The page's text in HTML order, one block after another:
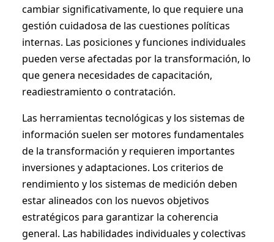
cambiar significativamente, lo que requiere una
gestión cuidadosa de las cuestiones políticas
internas. Las posiciones y funciones individuales
pueden verse afectadas por la transformación, lo
que genera necesidades de capacitación,
readiestramiento o contratación.
Las herramientas tecnológicas y los sistemas de
información suelen ser motores fundamentales
de la transformación y requieren importantes
inversiones y adaptaciones. Los criterios de
rendimiento y los sistemas de medición deben
estar alineados con los nuevos objetivos
estratégicos para garantizar la coherencia
general. Las habilidades individuales y colectivas